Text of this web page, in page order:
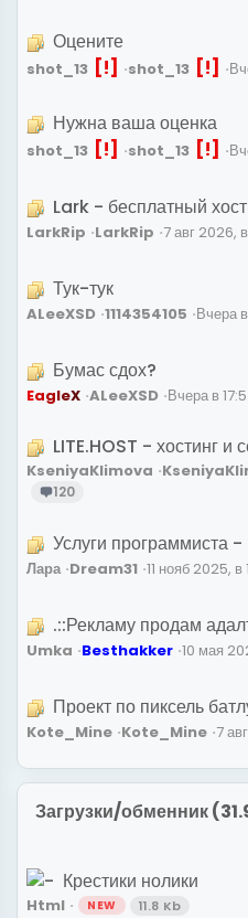
Оцените
shot_13 [!] shot_13 [!]
Нужна ваша оценка
shot_13 [!] shot_13 [!]
Lark - бесплатный
LarkRip LarkRip 7 авг 2026,
Тук-тук
ALeeXSD 1114354105 Вчера
Бумас сдох?
EagleX ALeeXSD Вчера в
LITE.HOST - хостинг и
KseniyaKlimova
120
Услуги программиста
Лара Dream31 11 нояб 2025, в
.::Рекламу продам
Umka Besthakker 10 мая
Проект по пиксель
Kote_Mine Kote_Mine 7
Загрузки/обменник
Крестики нолики
Html NEW 11.8 Kb